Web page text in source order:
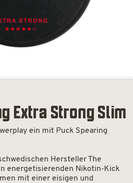
Extra Strong Slim
ein mit Puck Spearing
Hersteller The
energetisierenden Nikotin-Kick
mit einer eisigen und